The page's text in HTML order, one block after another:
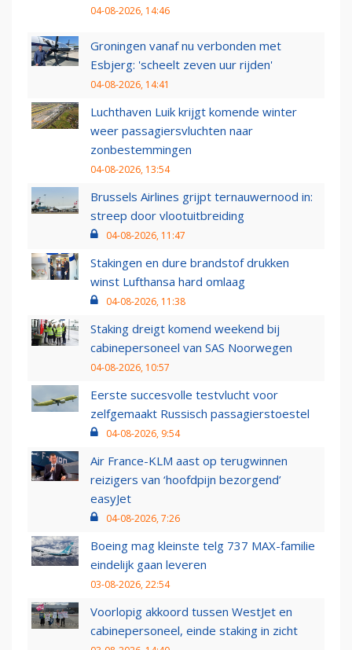
04-08-2026, 14:46
Groningen vanaf nu verbonden met
Esbjerg: 'scheelt zeven uur rijden'
04-08-2026, 14:41
Luchthaven Luik krijgt komende winter
weer passagiersvluchten naar
zonbestemmingen
04-08-2026, 13:54
Brussels Airlines grijpt ternauwernood in:
streep door vlootuitbreiding
04-08-2026, 11:47
Stakingen en dure brandstof drukken
winst Lufthansa hard omlaag
04-08-2026, 11:38
Staking dreigt komend weekend bij
cabinepersoneel van SAS Noorwegen
04-08-2026, 10:57
Eerste succesvolle testvlucht voor
zelfgemaakt Russisch passagierstoestel
04-08-2026, 9:54
Air France-KLM aast op terugwinnen
reizigers van ‘hoofdpijn bezorgend’
easyJet
04-08-2026, 7:26
Boeing mag kleinste telg 737 MAX-familie
eindelijk gaan leveren
03-08-2026, 22:54
Voorlopig akkoord tussen WestJet en
cabinepersoneel, einde staking in zicht